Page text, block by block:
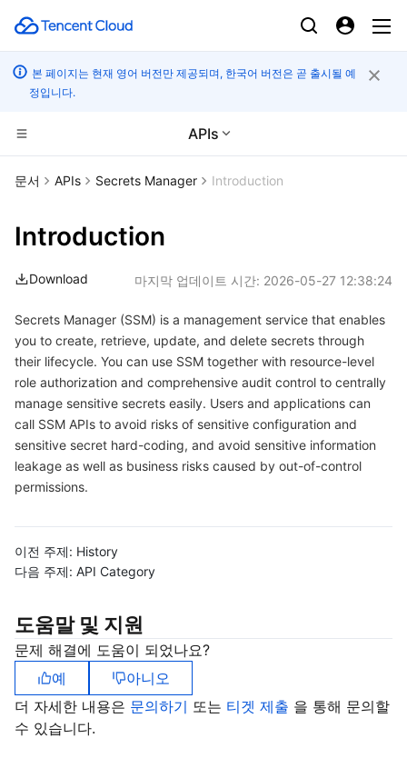
본 페이지는 현재 영어 버전만 제공되며, 한국어 버전은 곧 출시될 예
정입니다.
APIs
CDN 및 엣지 플랫폼
Anti-DDoS
Secure Content Delivery Network
Multiple Network Acceleration
BM Cloud Physical Machine
Cloud GPU Service
CVM Dedicated Host
Auto Scaling
Tencent Cloud Automation Tools
Batch Compute
Hyper Computing Cluster
컨테이너
Tencent Kubernetes Engine
Tencent Cloud Mesh
Tencent Container Registry
Tencent Kubernetes Engine Distributed Cloud Center
분산 클라우드
Cloud Dedicated Cluster
Edge Zone
Cloud Dedicated Zone
마이크로서비스
Tencent Cloud Elastic Microservice
API Gateway
Service Registry and Governance
서버리스
Serverless Cloud Function
필수 스토리지 서비스
Cloud Object Storage
Cloud File Storage
Cloud Block Storage
Cloud HDFS
데이터 스토리지 서비스
Cloud Log Service
Cloud Infinite
Smart Media Hosting
관계형 데이터베이스
TencentDB for MySQL
TencentDB for MariaDB
관계형 데이터베이스 TDSQL
TDSQL-C for MySQL
NoSQL 데이터베이스
문서 APIs Secrets Manager Introduction
Introduction
Download 마지막 업데이트 시간: 2026-05-27 12:38:24
Secrets Manager (SSM) is a management service that enables
you to create, retrieve, update, and delete secrets through
their lifecycle. You can use SSM together with resource-level
role authorization and comprehensive audit control to centrally
manage sensitive secrets easily. Users and applications can
call SSM APIs to avoid risks of sensitive configuration and
sensitive secret hard-coding, and avoid sensitive information
leakage as well as business risks caused by out-of-control
permissions.
이전 주제: History
다음 주제: API Category
도움말 및 지원
문제 해결에 도움이 되었나요?
예
아니오
더 자세한 내용은 문의하기 또는 티겟 제출 을 통해 문의할
수 있습니다.